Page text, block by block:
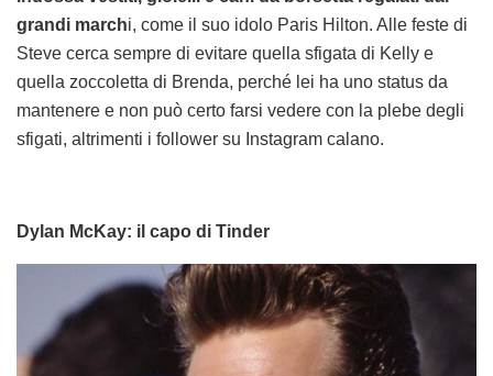
grandi marchi, come il suo idolo Paris Hilton. Alle feste di
Steve cerca sempre di evitare quella sfigata di Kelly e
quella zoccoletta di Brenda, perché lei ha uno status da
mantenere e non può certo farsi vedere con la plebe degli
sfigati, altrimenti i follower su Instagram calano.
Dylan McKay: il capo di Tinder